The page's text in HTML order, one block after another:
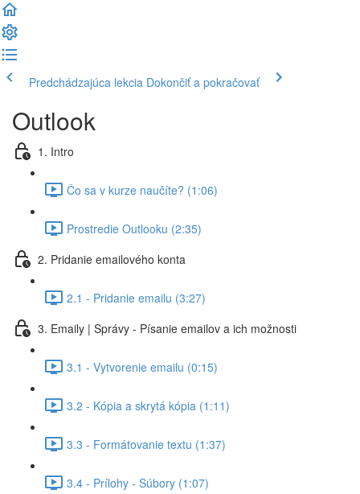
Predchádzajúca lekcia Dokončiť a pokračovať
Outlook
1. Intro
Čo sa v kurze naučíte? (1:06)
Prostredie Outlooku (2:35)
2. Pridanie emailového konta
2.1 - Pridanie emailu (3:27)
3. Emaily | Správy - Písanie emailov a ich možnosti
3.1 - Vytvorenie emailu (0:15)
3.2 - Kópia a skrytá kópia (1:11)
3.3 - Formátovanie textu (1:37)
3.4 - Prílohy - Súbory (1:07)